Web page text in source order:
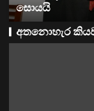
සතොසෙන් සුපර්
අතනොහැර